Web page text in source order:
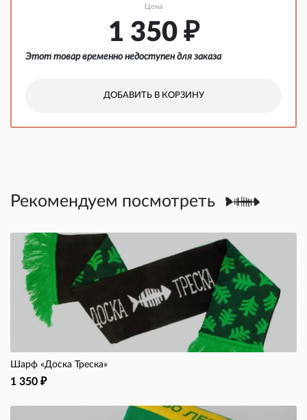
Цена
1 350 ₽
Этот товар временно недоступен для заказа
ДОБАВИТЬ В КОРЗИНУ
Рекомендуем посмотреть
Шарф «Доска Треска»
1 350 ₽